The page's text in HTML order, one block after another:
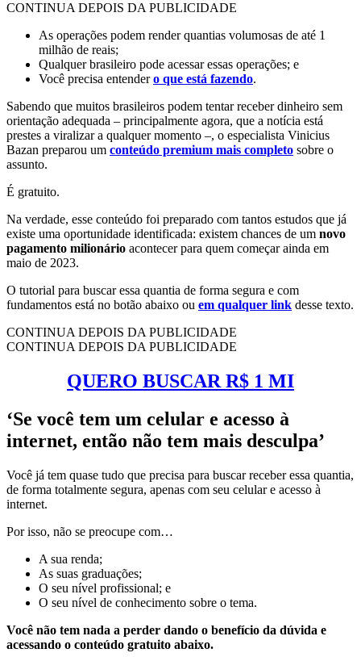
CONTINUA DEPOIS DA PUBLICIDADE
As operações podem render quantias volumosas de até 1
milhão de reais;
Qualquer brasileiro pode acessar essas operações; e
Você precisa entendero que está fazendo.
Sabendo que muitos brasileiros podem tentar receber dinheiro sem
orientação adequada – principalmente agora, que a notícia está
prestes a viralizar a qualquer momento –, o especialista Vinicius
Bazan preparou um conteúdo premium mais completo sobre o
assunto.
É gratuito.
Na verdade, esse conteúdo foi preparado com tantos estudos que já
existe uma oportunidade identificada: existem chances de um novo
pagamento milionário acontecer para quem começar ainda em
maio de 2023.
O tutorial para buscar essa quantia de forma segura e com
fundamentos está no botão abaixo ou em qualquer link desse texto.
CONTINUA DEPOIS DA PUBLICIDADE
CONTINUA DEPOIS DA PUBLICIDADE
QUERO BUSCAR R$ 1 MI
‘Se você tem um celular e acesso à
internet, então não tem mais desculpa’
Você já tem quase tudo que precisa para buscar receber essa quantia,
de forma totalmente segura, apenas com seu celular e acesso à
internet.
Por isso, não se preocupe com…
A sua renda;
As suas graduações;
O seu nível profissional; e
O seu nível de conhecimento sobre o tema.
Você não tem nada a perder dando o benefício da dúvida e
acessando o conteúdo gratuito abaixo.